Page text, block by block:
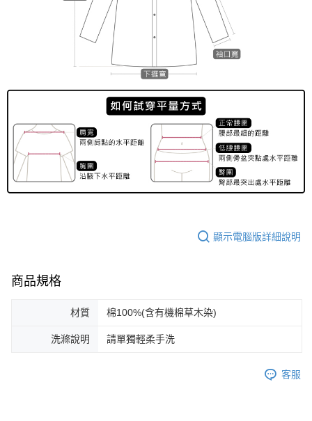
顯示電腦版詳細說明
商品規格
材質 棉100%(含有機棉草木染)
洗滌說明 請單獨輕柔手洗
客服